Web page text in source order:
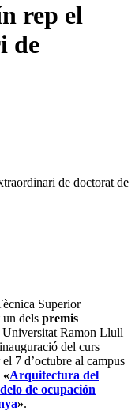
rep el
de
de doctorat de
Superior
dels premis
Universitat Ramon Llull
del curs
7 d’octubre al campus
«Arquitectura del
de ocupación
».